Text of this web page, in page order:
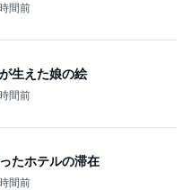
間前
生えた娘の絵
間前
たホテルの滞在
間前